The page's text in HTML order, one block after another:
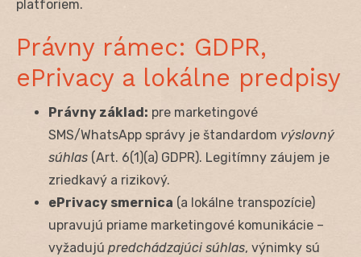
platforiem.
Právny rámec: GDPR,
ePrivacy a lokálne predpisy
Právny základ: pre marketingové
SMS/WhatsApp správy je štandardom výslovný
súhlas (Art. 6(1)(a) GDPR). Legitímny záujem je
zriedkavý a rizikový.
ePrivacy smernica (a lokálne transpozície)
upravujú priame marketingové komunikácie –
vyžadujú predchádzajúci súhlas, výnimky sú